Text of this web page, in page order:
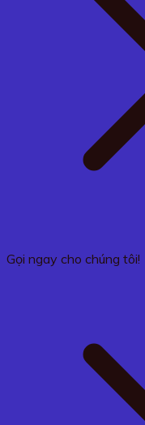
Gọi ngay cho chúng tôi!